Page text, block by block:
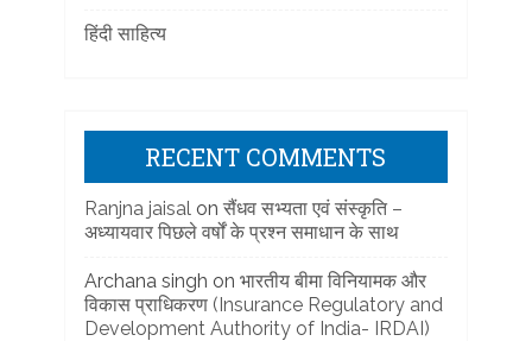
हिंदी साहित्य
RECENT COMMENTS
Ranjna jaisalon सैंधव सभ्यता एवं संस्कृति –
अध्यायवार पिछले वर्षों के प्रश्न समाधान के साथ
Archana singh on भारतीय बीमा विनियामक और
विकास प्राधिकरण (Insurance Regulatory and
Development Authority of India- IRDAI)